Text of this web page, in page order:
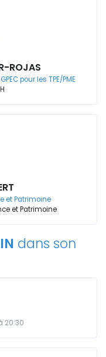
ROJAS
pour les TPE/PME
et Patrimoine
et Patrimoine
dans son
20:30